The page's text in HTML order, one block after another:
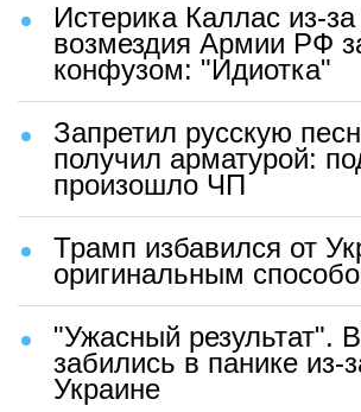
Истерика Каллас из-
возмездия Армии РФ
конфузом: "Идиотка"
Запретил русскую
получил арматурой:
произошло ЧП
Трамп избавился от
оригинальным
"Ужасный результат".
забились в панике из-
Украине